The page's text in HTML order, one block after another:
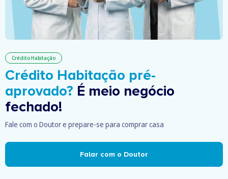
Crédito Habitação
Crédito Habitação pré-
aprovado? É meio negócio
fechado!
Fale com o Doutor e prepare-se para comprar casa
Falar com o Doutor